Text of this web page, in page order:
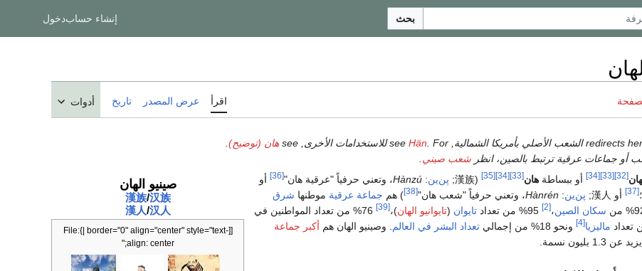
بحث إنشاء حسابدخول
اقرأ عرض المصدر تاريخ أدوات
Hän . For للاستخدامات الأخرى, see هان (توضيح)
جماعات عرقية ترتبط بالصين، انظر شعب صيني
صينيو الهان
漢族/汉族
漢人/汉人
[[File:{| border="0" align="center" style="text-
align: center;"
[32]
[33]
[34] أو ببساطة هان[33]
[34]
[35]
(漢族; پن‌ين:
Hànzú، وتعني حرفياً "عرقية هان"[36]
أو
[37] أو 漢人; پن‌ين:
Hànrén، وتعني حرفياً "شعب هان"[38] ) هم جماعة عرقية موطنها شرق
سكان الصين،[2] تايوان (تايوانيو الهان)،[39]
ماليزيا[4] ونحو 18% من إجمالي تعداد البشر في العالم . وصينيو الهان هم أكبر جماعة
عن 1.3 بليون نسمة.